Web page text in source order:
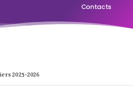
Contacts
2025-2026